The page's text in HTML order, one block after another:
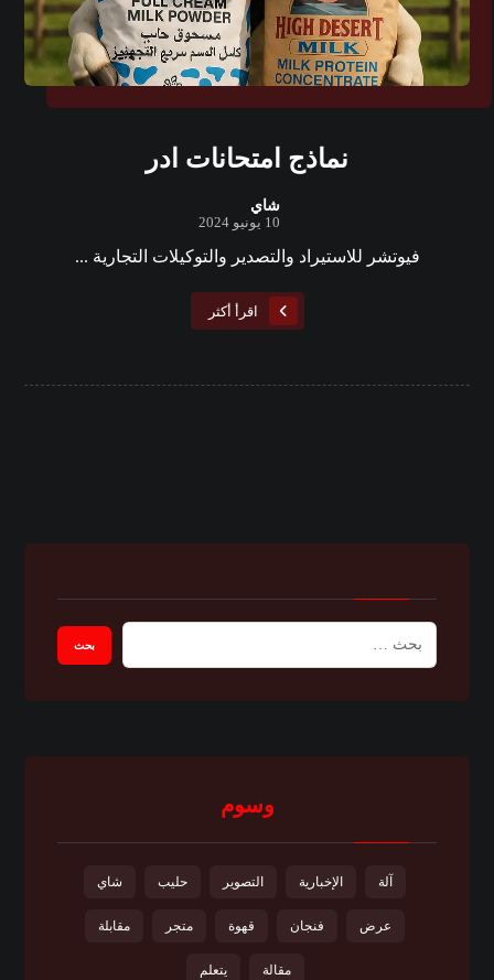
نماذج امتحانات ادر
شاي
10 يونيو 2024
فيوتشر للاستيراد والتصدير والتوكيلات التجارية ...
اقرأ أكثر
وسوم
آلة الإخبارية التصوير حليب شاي
عرض فنجان قهوة متجر مقابلة
مقالة يتعلم